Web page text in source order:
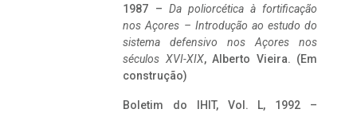
1987 – Da poliorcética à fortificação
nos Açores – Introdução ao estudo do
sistema defensivo nos Açores nos
séculos XVI-XIX, Alberto Vieira. (Em
construção)
Boletim do IHIT, Vol. L, 1992 –